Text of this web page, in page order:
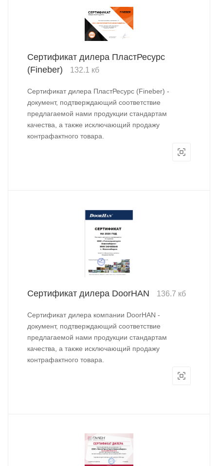
Сертификат дилера ПластРесурс
(Fineber)
132.1 кб
Сертификат дилера ПластРесурс (Fineber) -
документ, подтверждающий соответствие
предлагаемой нами продукции стандартам
качества, а также исключающий продажу
контрафактного товара.
Сертификат дилера DoorHAN 136.7 кб
Сертификат дилера компании DoorHAN -
документ, подтверждающий соответствие
предлагаемой нами продукции стандартам
качества, а также исключающий продажу
контрафактного товара.